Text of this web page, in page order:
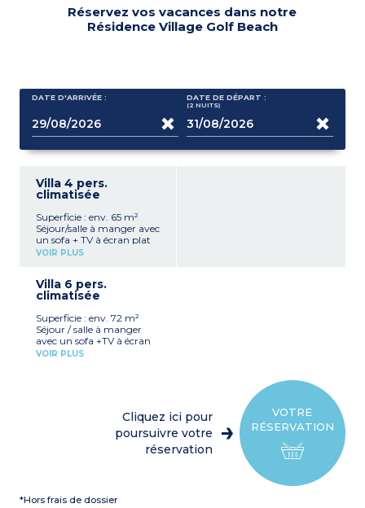
Réservez vos vacances dans notre
Résidence Village Golf Beach
DATE D'ARRIVÉE : DATE DE DÉPART :
(2 NUITS)
Villa 4 pers.
climatisée
Superficie : env. 65 m²
Séjour/salle à manger avec
un sofa + TV à écran plat
(quelques chaînes
vitrocéramiques,
réfrigérateur, four, micro-
vaisselle, cafetière
électrique, bouilloire et
grille-pain)
Chambre avec un lit
Terrasse avec mobilier de
VOIR PLUS
Villa 6 pers.
climatisée
Superficie : env. 72 m²
Séjour / salle à manger
avec un sofa +TV à écran
plat (quelques chaînes
ondes, lave-linge, lave-
vaisselle, bouilloire, grille-
pain et cafetière électrique)
1 chambre avec un lit
rez-de-chaussée
VOIR PLUS
VOTRE
RÉSERVATION
Cliquez ici pour
poursuivre votre
réservation
*Hors frais de dossier